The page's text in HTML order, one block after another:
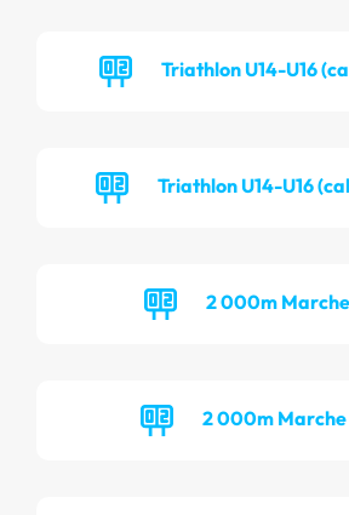
Triathlon U14-U16
Triathlon U14-U16
2 000m
2 000m Marche